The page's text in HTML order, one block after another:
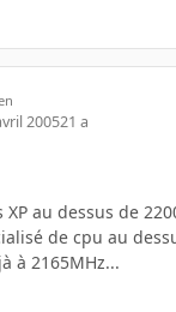
200521 a
au dessus de
de cpu au
à 2165MHz...